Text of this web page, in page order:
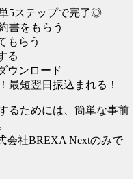
5ステップで完了◎
書をもらう
もらう
る
ウンロード
最短翌日振込まれる！
るためには、簡単な事前
会社BREXA Nextのみで